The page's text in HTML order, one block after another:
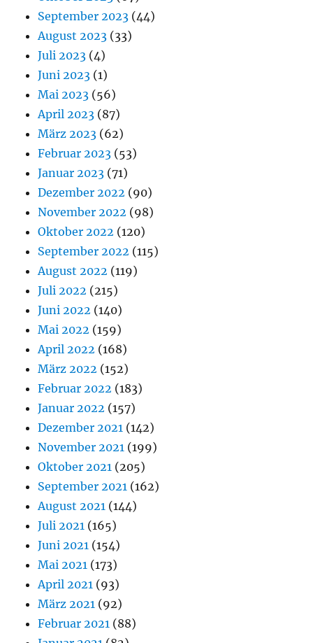
September 2023 (44)
August 2023 (33)
Juli 2023 (4)
Juni 2023 (1)
Mai 2023 (56)
April 2023 (87)
März 2023 (62)
Februar 2023 (53)
Januar 2023 (71)
Dezember 2022 (90)
November 2022 (98)
Oktober 2022 (120)
September 2022 (115)
August 2022 (119)
Juli 2022 (215)
Juni 2022 (140)
Mai 2022 (159)
April 2022 (168)
März 2022 (152)
Februar 2022 (183)
Januar 2022 (157)
Dezember 2021 (142)
November 2021 (199)
Oktober 2021 (205)
September 2021 (162)
August 2021 (144)
Juli 2021 (165)
Juni 2021 (154)
Mai 2021 (173)
April 2021 (93)
März 2021 (92)
Februar 2021 (88)